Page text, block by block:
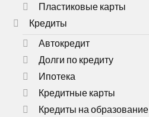
Пластиковые карты
Кредиты
Автокредит
Долги по кредиту
Ипотека
Кредитные карты
Кредиты на образование